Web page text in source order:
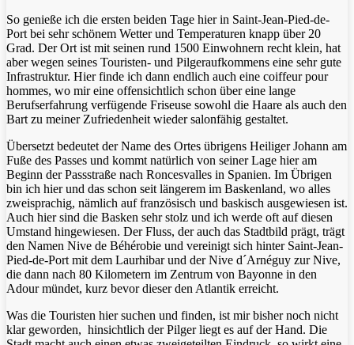
So genieße ich die ersten beiden Tage hier in Saint-Jean-Pied-de-
Port bei sehr schönem Wetter und Temperaturen knapp über 20
Grad. Der Ort ist mit seinen rund 1500 Einwohnern recht klein, hat
aber wegen seines Touristen- und Pilgeraufkommens eine sehr gute
Infrastruktur. Hier finde ich dann endlich auch eine coiffeur pour
hommes, wo mir eine offensichtlich schon über eine lange
Berufserfahrung verfügende Friseuse sowohl die Haare als auch den
Bart zu meiner Zufriedenheit wieder salonfähig gestaltet.
Übersetzt bedeutet der Name des Ortes übrigens Heiliger Johann am
Fuße des Passes und kommt natürlich von seiner Lage hier am
Beginn der Passstraße nach Roncesvalles in Spanien. Im Übrigen
bin ich hier und das schon seit längerem im Baskenland, wo alles
zweisprachig, nämlich auf französisch und baskisch ausgewiesen ist.
Auch hier sind die Basken sehr stolz und ich werde oft auf diesen
Umstand hingewiesen. Der Fluss, der auch das Stadtbild prägt, trägt
den Namen Nive de Béhérobie und vereinigt sich hinter Saint-Jean-
Pied-de-Port mit dem Laurhibar und der Nive d´Arnéguy zur Nive,
die dann nach 80 Kilometern im Zentrum von Bayonne in den
Adour mündet, kurz bevor dieser den Atlantik erreicht.
Was die Touristen hier suchen und finden, ist mir bisher noch nicht
klar geworden, hinsichtlich der Pilger liegt es auf der Hand. Die